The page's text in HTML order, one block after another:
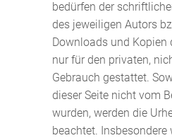
bedürfen der
des jeweiligen Autors
Downloads und Kopien
nur für den privaten,
Gebrauch gestattet.
dieser Seite nicht vom
wurden, werden die
beachtet. Insbesondere